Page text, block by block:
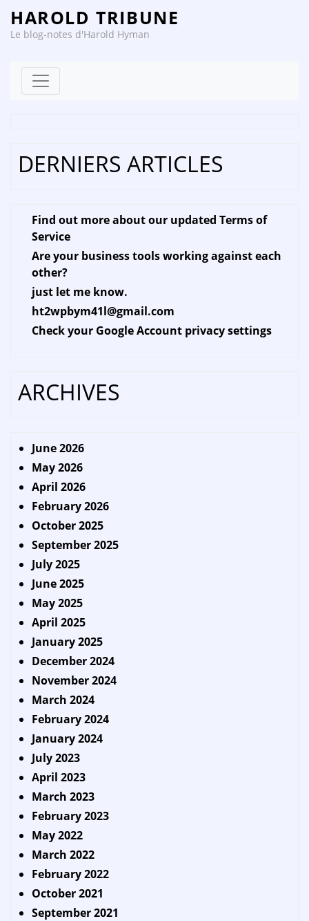
HAROLD TRIBUNE
Le blog-notes d'Harold Hyman
DERNIERS ARTICLES
Find out more about our updated Terms of
Service
Are your business tools working against each
other?
just let me know.
ht2wpbym41l@gmail.com
Check your Google Account privacy settings
ARCHIVES
June 2026
May 2026
April 2026
February 2026
October 2025
September 2025
July 2025
June 2025
May 2025
April 2025
January 2025
December 2024
November 2024
March 2024
February 2024
January 2024
July 2023
April 2023
March 2023
February 2023
May 2022
March 2022
February 2022
October 2021
September 2021